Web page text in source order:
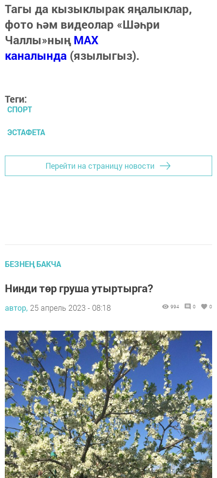
Тагы да кызыклырак яңалыклар,
фото һәм видеолар «Шәһри
Чаллы»ныңMAX
каналында (язылыгыз).
Теги:
СПОРТ
ЭСТАФЕТА
Перейти на страницу новости
БЕЗНЕҢ БАКЧА
Нинди төр груша утыртырга?
автор, 25 апрель 2023 - 08:18 994 0 0